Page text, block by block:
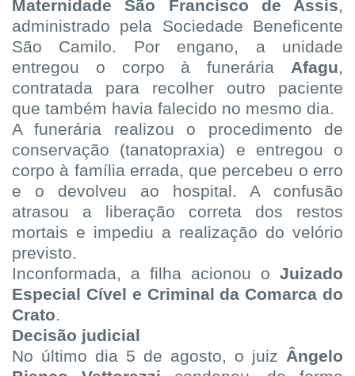
Maternidade São Francisco de Assis,
administrado pela Sociedade Beneficente
São Camilo. Por engano, a unidade
entregou o corpo à funerária Afagu,
contratada para recolher outro paciente
que também havia falecido no mesmo dia.
A funerária realizou o procedimento de
conservação (tanatopraxia) e entregou o
corpo à família errada, que percebeu o erro
e o devolveu ao hospital. A confusão
atrasou a liberação correta dos restos
mortais e impediu a realização do velório
previsto.
Inconformada, a filha acionou o Juizado
Especial Cível e Criminal da Comarca do
Crato.
Decisão judicial
No último dia 5 de agosto, o juiz Ângelo